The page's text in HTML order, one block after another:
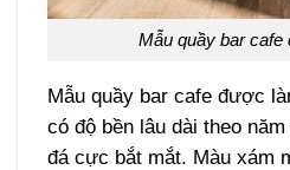
Mẫu quầy bar cafe
Mẫu quầy bar cafe được
có độ bền lâu dài theo
đá cực bắt mắt. Màu xám